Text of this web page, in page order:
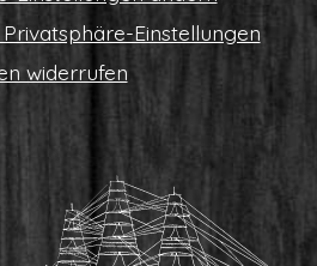
Einstellungen
widerrufen